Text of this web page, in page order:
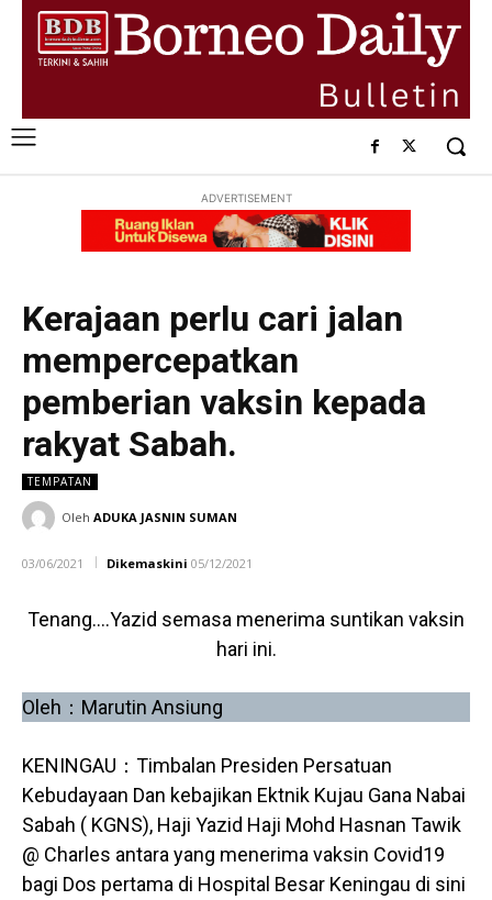
ADVERTISEMENT
Kerajaan perlu cari jalan
mempercepatkan
pemberian vaksin kepada
rakyat Sabah.
TEMPATAN
Oleh ADUKA JASNIN SUMAN
03/06/2021 Dikemaskini 05/12/2021
Tenang….Yazid semasa menerima suntikan vaksin
hari ini.
Oleh：Marutin Ansiung
KENINGAU：Timbalan Presiden Persatuan
Kebudayaan Dan kebajikan Ektnik Kujau Gana Nabai
Sabah ( KGNS), Haji Yazid Haji Mohd Hasnan Tawik
@ Charles antara yang menerima vaksin Covid19
bagi Dos pertama di Hospital Besar Keningau di sini